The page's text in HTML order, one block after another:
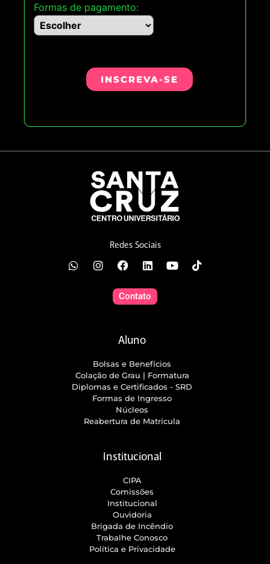
Formas de pagamento:
INSCREVA-SE
Redes Sociais
Contato
Aluno
Bolsas e Benefícios
Colação de Grau | Formatura
Diplomas e Certificados - SRD
Formas de Ingresso
Núcleos
Reabertura de Matrícula
Institucional
CIPA
Comissões
Institucional
Ouvidoria
Brigada de Incêndio
Trabalhe Conosco
Política e Privacidade